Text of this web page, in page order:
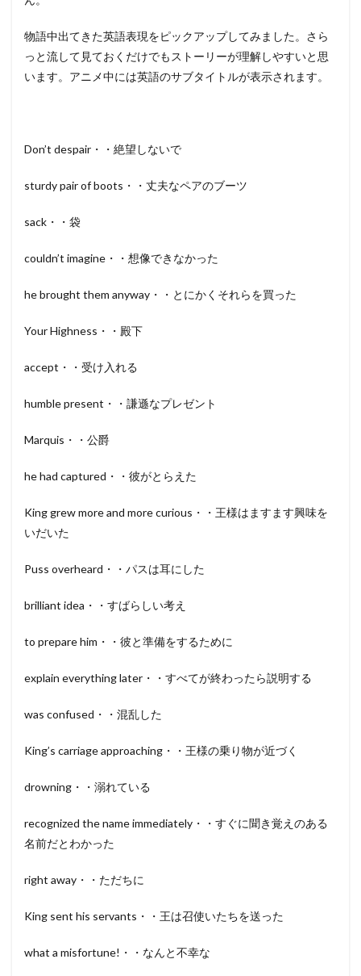
物語中出てきた英語表現をピックアップしてみました。さら
っと流して見ておくだけでもストーリーが理解しやすいと思
います。アニメ中には英語のサブタイトルが表示されます。
Don’t despair・・絶望しないで
sturdy pair of boots・・丈夫なペアのブーツ
sack・・袋
couldn’t imagine・・想像できなかった
he brought them anyway・・とにかくそれらを買った
Your Highness・・殿下
accept・・受け入れる
humble present・・謙遜なプレゼント
Marquis・・公爵
he had captured・・彼がとらえた
King grew more and more curious・・王様はますます興味を
いだいた
Puss overheard・・パスは耳にした
brilliant idea・・すばらしい考え
to prepare him・・彼と準備をするために
explain everything later・・すべてが終わったら説明する
was confused・・混乱した
King’s carriage approaching・・王様の乗り物が近づく
drowning・・溺れている
recognized the name immediately・・すぐに聞き覚えのある
名前だとわかった
right away・・ただちに
King sent his servants・・王は召使いたちを送った
what a misfortune!・・なんと不幸な